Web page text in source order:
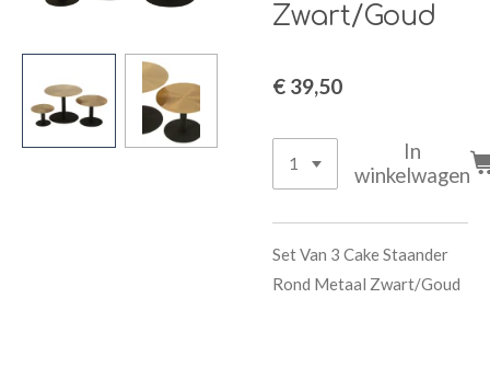
Zwart/Goud
€ 39,50
In
winkelwagen
Set Van 3 Cake Staander
Rond Metaal Zwart/Goud